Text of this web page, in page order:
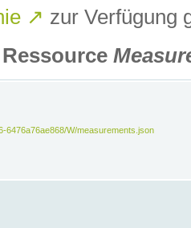
↗ zur Verfügung
6476a76ae868/W/measurements.json